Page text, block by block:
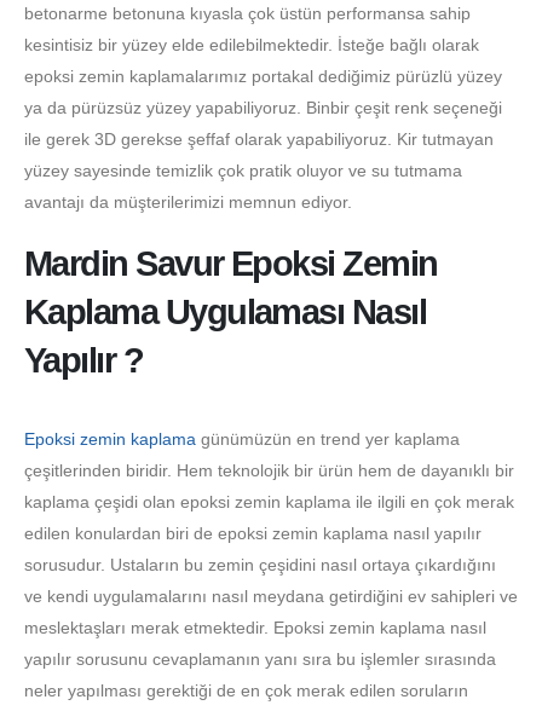
betonarme betonuna kıyasla çok üstün performansa sahip
kesintisiz bir yüzey elde edilebilmektedir. İsteğe bağlı olarak
epoksi zemin kaplamalarımız portakal dediğimiz pürüzlü yüzey
ya da pürüzsüz yüzey yapabiliyoruz. Binbir çeşit renk seçeneği
ile gerek 3D gerekse şeffaf olarak yapabiliyoruz. Kir tutmayan
yüzey sayesinde temizlik çok pratik oluyor ve su tutmama
avantajı da müşterilerimizi memnun ediyor.
Mardin Savur Epoksi Zemin
Kaplama Uygulaması Nasıl
Yapılır ?
Epoksi zemin kaplama günümüzün en trend yer kaplama
çeşitlerinden biridir. Hem teknolojik bir ürün hem de dayanıklı bir
kaplama çeşidi olan epoksi zemin kaplama ile ilgili en çok merak
edilen konulardan biri de epoksi zemin kaplama nasıl yapılır
sorusudur. Ustaların bu zemin çeşidini nasıl ortaya çıkardığını
ve kendi uygulamalarını nasıl meydana getirdiğini ev sahipleri ve
meslektaşları merak etmektedir. Epoksi zemin kaplama nasıl
yapılır sorusunu cevaplamanın yanı sıra bu işlemler sırasında
neler yapılması gerektiği de en çok merak edilen soruların